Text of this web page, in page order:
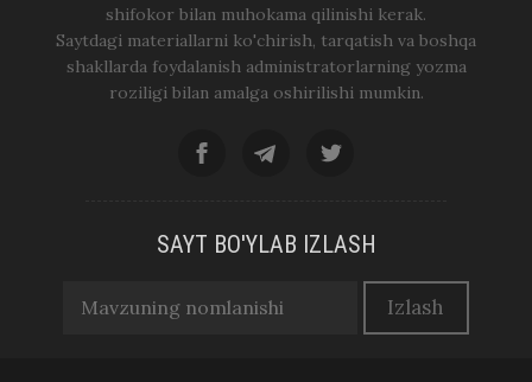
shifokor bilan muhokama qilinishi kerak.
Saytdagi materiallarni ko'chirish, tarqatish va boshqa
shakllarda foydalanish administratorlarning yozma
roziligi bilan amalga oshirilishi mumkin.
SAYT BO'YLAB IZLASH